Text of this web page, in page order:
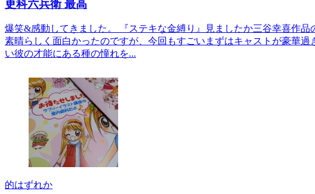
更科六兵衛 最高
爆笑&感動してきました。 『ステキな金縛り』見ましたか三谷幸喜作
素晴らしく面白かったのですが、今回もすごいまずはキャストが豪華
い彼の才能にある種の憧れを...
的はずれか